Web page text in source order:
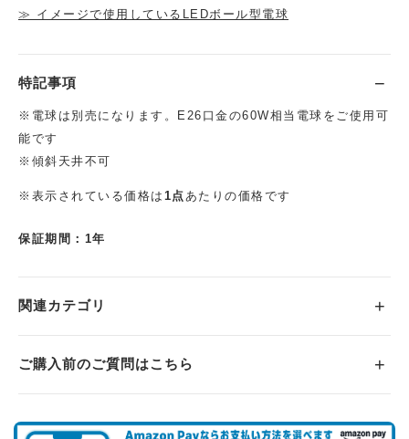
≫ イメージで使用しているLEDボール型電球
特記事項
※電球は別売になります。E26口金の60W相当電球をご使用可
能です
※傾斜天井不可
※表示されている価格は 1点あたりの価格です
保証期間：1年
関連カテゴリ
ご購入前のご質問はこちら